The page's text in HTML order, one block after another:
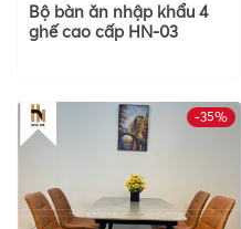
Bộ bàn ăn nhập khẩu 4
ghế cao cấp HN-03
-35%